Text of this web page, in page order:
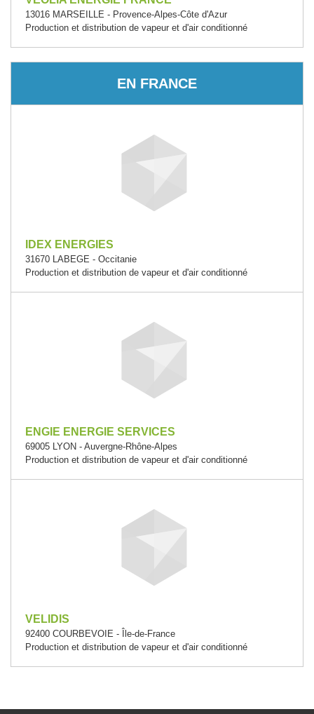
13016 MARSEILLE - Provence-Alpes-Côte d'Azur
Production et distribution de vapeur et d'air conditionné
EN FRANCE
IDEX ENERGIES
31670 LABEGE - Occitanie
Production et distribution de vapeur et d'air conditionné
ENGIE ENERGIE SERVICES
69005 LYON - Auvergne-Rhône-Alpes
Production et distribution de vapeur et d'air conditionné
VELIDIS
92400 COURBEVOIE - Île-de-France
Production et distribution de vapeur et d'air conditionné